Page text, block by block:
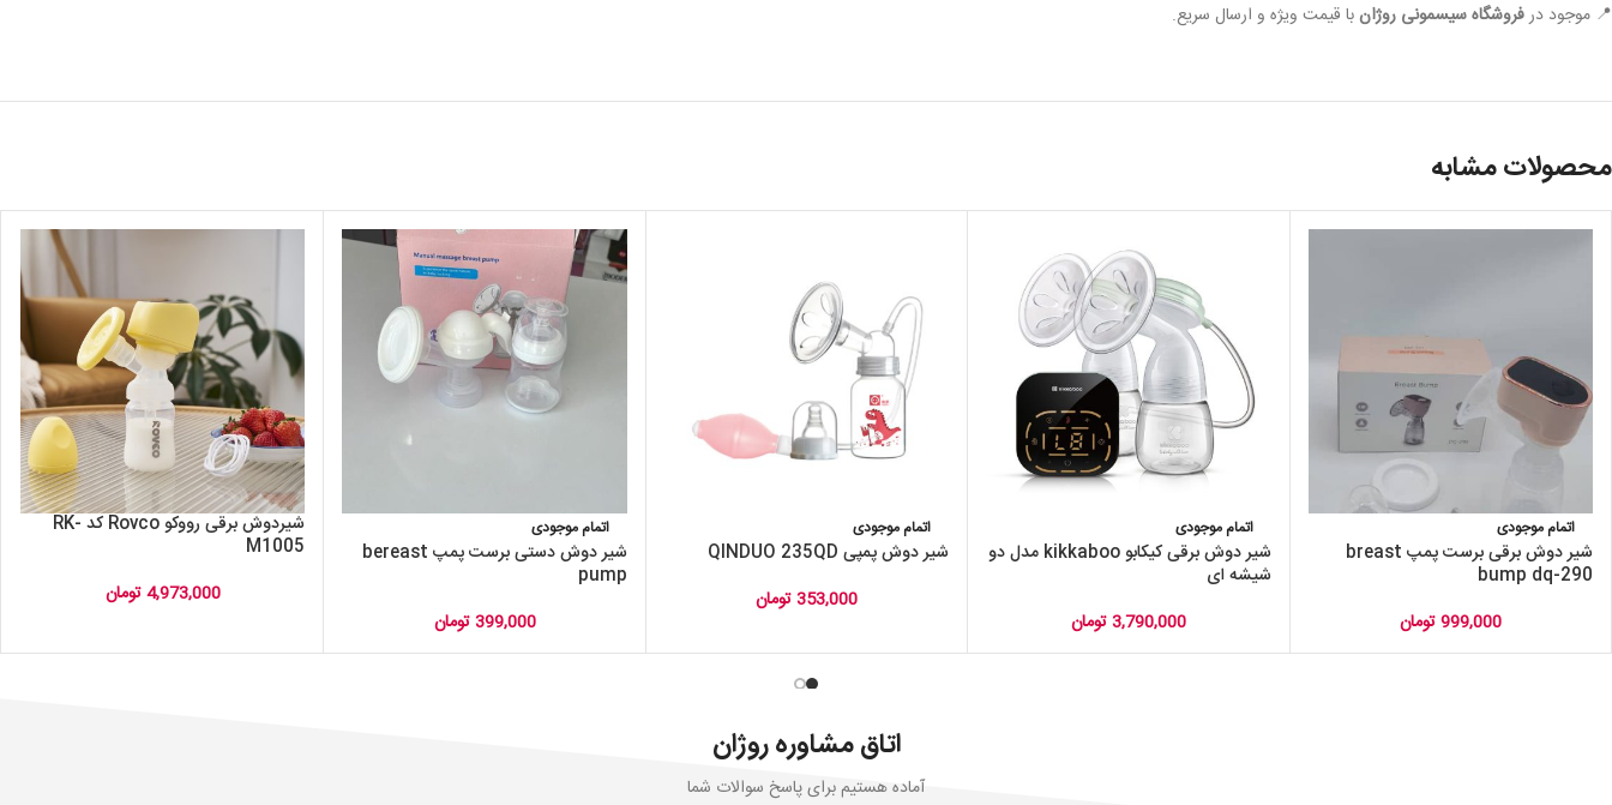
📍 موجود درفروشگاه سیسمونی روژان با قیمت ویژه و ارسال سریع.
محصولات مشابه
اتمام موجودی
شیر دوش برقی برست پمپ breast
bump dq-290
999,000تومان
اتمام موجودی
شیر دوش برقی کیکابو kikkaboo مدل دو
شیشه ای
3,790,000 تومان
اتمام موجودی
شیر دوش پمپی QINDUO 235QD
353,000 تومان
اتمام موجودی
شیر دوش دستی برست پمپ bereast
pump
399,000 تومان
شیردوش برقی رووکو Rovco کد RK-
M1005
4,973,000تومان
اتاق مشاوره روژان
آماده هستیم برای پاسخ سوالات شما